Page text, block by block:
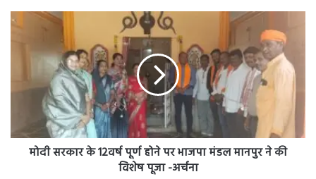
मोदी
सरकार
पूर्ण
होने
मंडल
मानपुरमोदी सरकार के 12वर्ष पूर्ण होने पर भाजपा मंडल मानपुर ने की
विशेष पूजा -अर्चना